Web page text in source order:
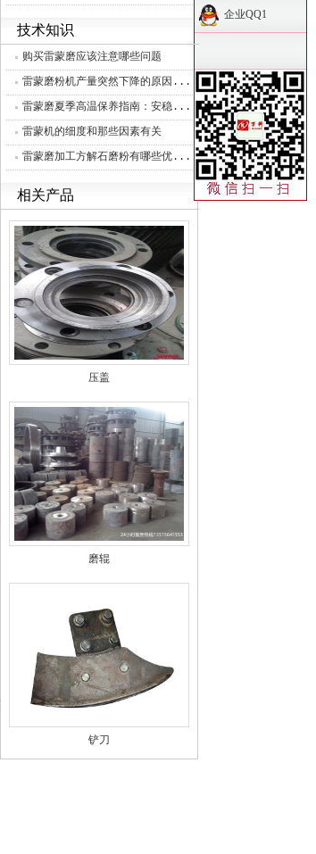
技术知识
购买雷蒙磨应该注意哪些问题
雷蒙磨粉机产量突然下降的原因...
雷蒙磨夏季高温保养指南：安稳...
雷蒙机的细度和那些因素有关
雷蒙磨加工方解石磨粉有哪些优...
相关产品
压盖
磨辊
铲刀
企业QQ1